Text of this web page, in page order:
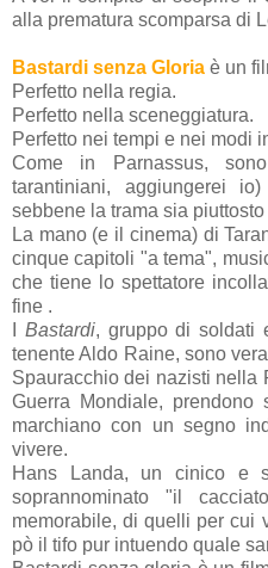
alla prematura scomparsa di
Bastardi senza Gloria è un
Perfetto nella regia.
Perfetto nella sceneggiatura.
Perfetto nei tempi e nei modi
Come in Parnassus,
tarantiniani, aggiungerei
sebbene la trama sia
La mano (e il cinema) di
cinque capitoli "a tema",
che tiene lo spettatore
fine .
Bastardi, gruppo di soldati
tenente Aldo Raine, sono
Spauracchio dei nazisti nella
Guerra Mondiale,
marchiano con un segno
vivere.
Hans Landa, un cinico e
soprannominato "il
memorabile, di quelli per cui
pò il tifo pur intuendo quale